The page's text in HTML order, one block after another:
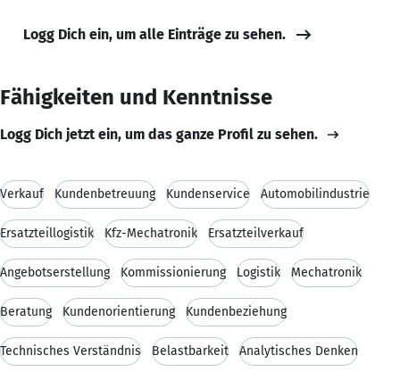
Logg Dich ein, um alle Einträge zu sehen.
Fähigkeiten und Kenntnisse
Logg Dich jetzt ein, um das ganze Profil zu sehen.
Verkauf Kundenbetreuung Kundenservice Automobilindustrie
Ersatzteillogistik Kfz-Mechatronik Ersatzteilverkauf
Angebotserstellung Kommissionierung Logistik Mechatronik
Beratung Kundenorientierung Kundenbeziehung
Technisches Verständnis Belastbarkeit Analytisches Denken